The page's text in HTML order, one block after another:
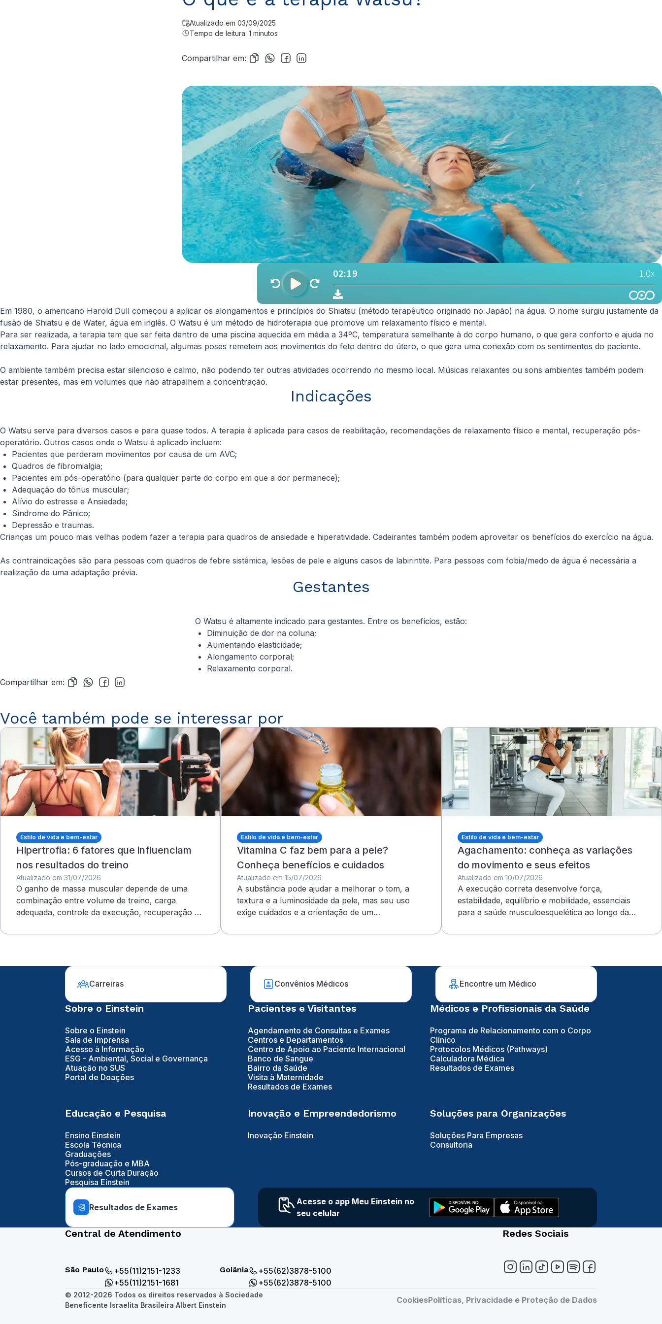
Atualizado em 03/09/2025
Tempo de leitura: 1 minutos
Compartilhar em:
Em 1980, o americano Harold Dull começou a aplicar os alongamentos e princípios do Shiatsu (método terapêutico originado no Japão) na água. O nome surgiu justamente da
fusão de Shiatsu e de Water, água em inglês. O Watsu é um método de hidroterapia que promove um relaxamento físico e mental.
Para ser realizada, a terapia tem que ser feita dentro de uma piscina aquecida em média a 34ºC, temperatura semelhante à do corpo humano, o que gera conforto e ajuda no
relaxamento. Para ajudar no lado emocional, algumas poses remetem aos movimentos do feto dentro do útero, o que gera uma conexão com os sentimentos do paciente.
O ambiente também precisa estar silencioso e calmo, não podendo ter outras atividades ocorrendo no mesmo local. Músicas relaxantes ou sons ambientes também podem
estar presentes, mas em volumes que não atrapalhem a concentração.
Indicações
O Watsu serve para diversos casos e para quase todos. A terapia é aplicada para casos de reabilitação, recomendações de relaxamento físico e mental, recuperação pós-
operatório. Outros casos onde o Watsu é aplicado incluem:
Pacientes que perderam movimentos por causa de um AVC;
Quadros de fibromialgia;
Pacientes em pós-operatório (para qualquer parte do corpo em que a dor permanece);
Adequação do tônus muscular;
Alívio do estresse e Ansiedade;
Síndrome do Pânico;
Depressão e traumas.
Crianças um pouco mais velhas podem fazer a terapia para quadros de ansiedade e hiperatividade. Cadeirantes também podem aproveitar os benefícios do exercício na água.
As contraindicações são para pessoas com quadros de febre sistêmica, lesões de pele e alguns casos de labirintite. Para pessoas com fobia/medo de água é necessária a
realização de uma adaptação prévia.
Gestantes
O Watsu é altamente indicado para gestantes. Entre os benefícios, estão:
Diminuição de dor na coluna;
Aumentando elasticidade;
Alongamento corporal;
Relaxamento corporal.
Compartilhar em:
Você também pode se interessar por
Estilo de vida e bem-estar
Hipertrofia: 6 fatores que influenciam
nos resultados do treino
Atualizado em 31/07/2026
O ganho de massa muscular depende de uma
combinação entre volume de treino, carga
adequada, controle da execução, recuperação e
Estilo de vida e bem-estar
Vitamina C faz bem para a pele?
Conheça benefícios e cuidados
Atualizado em 15/07/2026
A substância pode ajudar a melhorar o tom, a
textura e a luminosidade da pele, mas seu uso
exige cuidados e a orientação de um
Estilo de vida e bem-estar
Agachamento: conheça as variações
do movimento e seus efeitos
Atualizado em 10/07/2026
A execução correta desenvolve força,
estabilidade, equilíbrio e mobilidade, essenciais
para a saúde musculoesquelética ao longo da
Carreiras Convênios Médicos Encontre um Médico
Sobre o Einstein
Sobre o Einstein
Sala de Imprensa
Acesso à Informação
ESG - Ambiental, Social e Governança
Atuação no SUS
Portal de Doações
Pacientes e Visitantes
Agendamento de Consultas e Exames
Centros e Departamentos
Centro de Apoio ao Paciente Internacional
Banco de Sangue
Bairro da Saúde
Visita à Maternidade
Resultados de Exames
Médicos e Profissionais da Saúde
Programa de Relacionamento com o Corpo
Clínico
Protocolos Médicos (Pathways)
Calculadora Médica
Resultados de Exames
Educação e Pesquisa
Ensino Einstein
Escola Técnica
Graduações
Pós-graduação e MBA
Cursos de Curta Duração
Pesquisa Einstein
Inovação e Empreendedorismo
Inovação Einstein
Soluções para Organizações
Soluções Para Empresas
Consultoria
Resultados de Exames
Acesse o app Meu Einstein no
seu celular
Central de Atendimento
São Paulo
+55(11)2151-1233
+55(11)2151-1681
Goiânia
+55(62)3878-5100
+55(62)3878-5100
Redes Sociais
© 2012-2026 Todos os direitos reservados à Sociedade
Beneficente Israelita Brasileira Albert Einstein
CookiesPolíticas, Privacidade e Proteção de Dados